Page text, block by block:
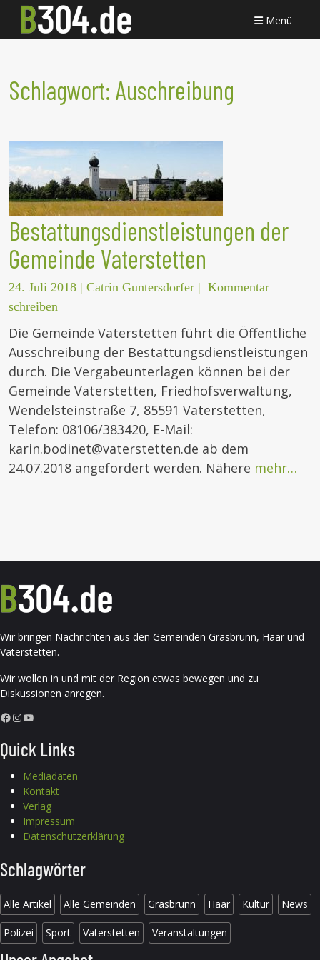
Menü
Schlagwort: Auschreibung
Bestattungsdienstleistungen der
Gemeinde Vaterstetten
24. Juli 2018 | Catrin Guntersdorfer | Kommentar
schreiben
Die Gemeinde Vaterstetten führt die Öffentliche
Ausschreibung der Bestattungsdienstleistungen
durch. Die Vergabeunterlagen können bei der
Gemeinde Vaterstetten, Friedhofsverwaltung,
Wendelsteinstraße 7, 85591 Vaterstetten,
Telefon: 08106/383420, E-Mail:
karin.bodinet@vaterstetten.de ab dem
24.07.2018 angefordert werden. Nähere mehr…
Wir bringen Nachrichten aus den Gemeinden Grasbrunn, Haar und
Vaterstetten.
Wir wollen in und mit der Region etwas bewegen und zu
Diskussionen anregen.
Facebook InstagramYouTube
Quick Links
Mediadaten
Kontakt
Verlag
Impressum
Datenschutzerklärung
Schlagwörter
Alle Artikel Alle Gemeinden Grasbrunn Haar Kultur News
Polizei Sport Vaterstetten Veranstaltungen